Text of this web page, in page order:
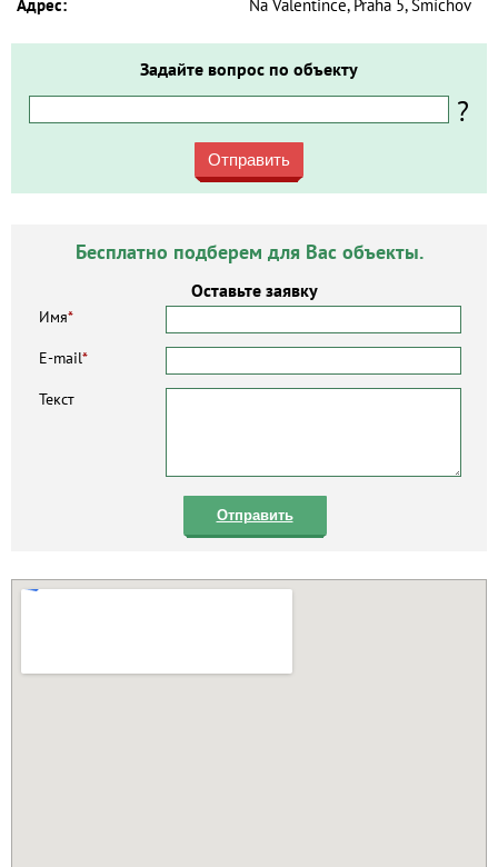
Адрес: Na Valentince, Praha 5, Smíchov
Задайте вопрос по объекту
?
Отправить
Бесплатно подберем для Вас объекты.
Оставьте заявку
Имя*
E-mail*
Текст
Отправить